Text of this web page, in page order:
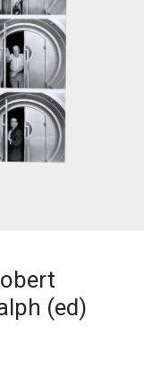
(ed)